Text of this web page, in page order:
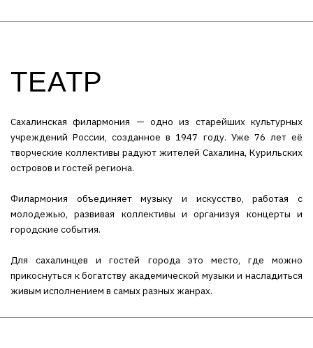
ТЕАТР
Сахалинская филармония — одно из старейших культурных
учреждений России, созданное в 1947 году. Уже 76 лет её
творческие коллективы радуют жителей Сахалина, Курильских
островов и гостей региона.
Филармония объединяет музыку и искусство, работая с
молодежью, развивая коллективы и организуя концерты и
городские события.
Для сахалинцев и гостей города это место, где можно
прикоснуться к богатству академической музыки и насладиться
живым исполнением в самых разных жанрах.